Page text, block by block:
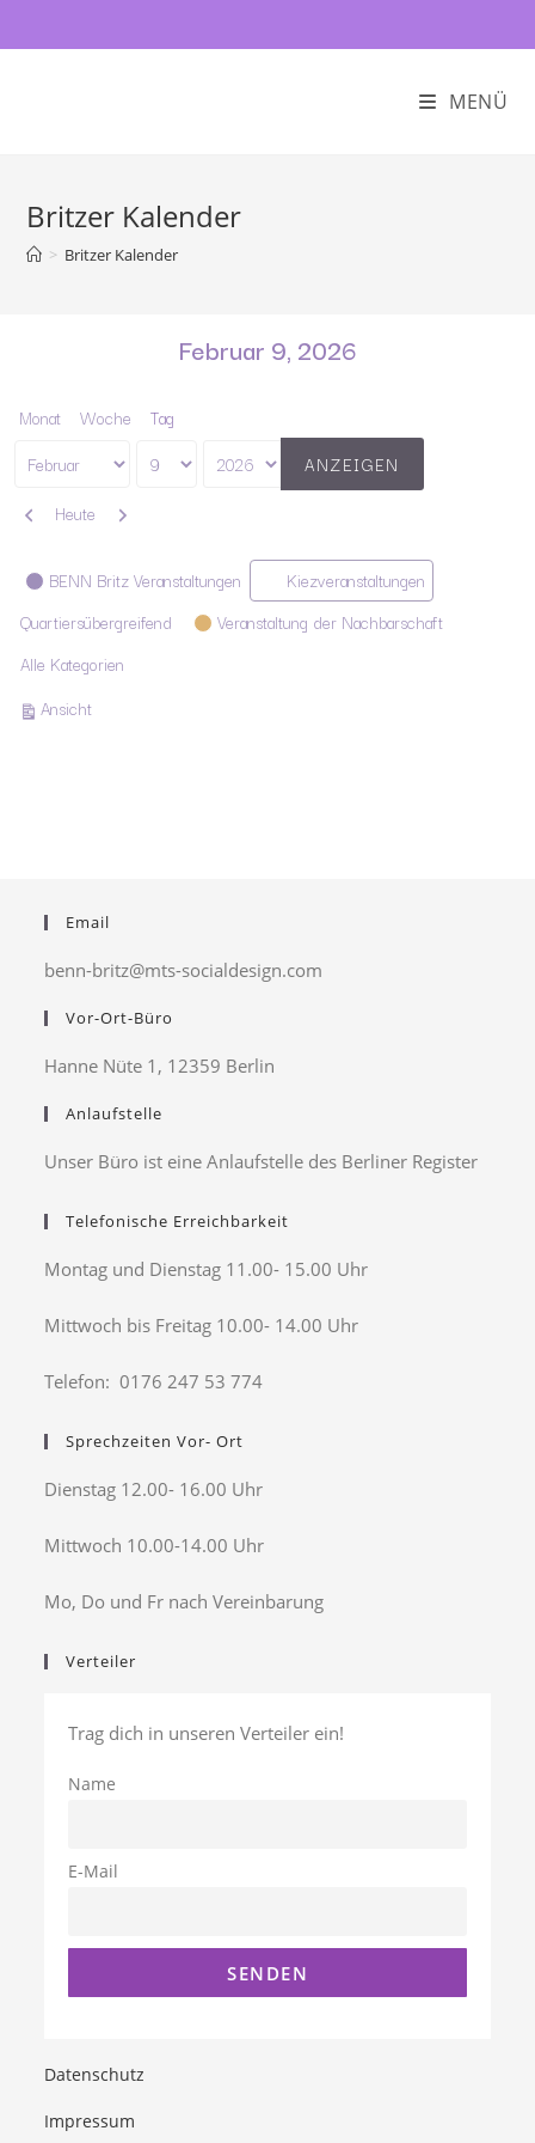
MENÜ
Britzer Kalender
> Britzer Kalender
Februar 9, 2026
Monat Woche Tag
Monat
Tag
Jahr
Zurück
Heute Weiter
Kategorien
BENN Britz Veranstaltungen
Kiezveranstaltungen
Quartiersübergreifend
Veranstaltung der Nachbarschaft
Alle Kategorien
Ansichtausdrucken
Email
benn-britz@mts-socialdesign.com
Vor-Ort-Büro
Hanne Nüte 1, 12359 Berlin
Anlaufstelle
Unser Büro ist eine Anlaufstelle des Berliner Register
Telefonische Erreichbarkeit
Montag und Dienstag 11.00- 15.00 Uhr
Mittwoch bis Freitag 10.00- 14.00 Uhr
Telefon: 0176 247 53 774
Sprechzeiten Vor- Ort
Dienstag 12.00- 16.00 Uhr
Mittwoch 10.00-14.00 Uhr
Mo, Do und Fr nach Vereinbarung
Verteiler
Trag dich in unseren Verteiler ein!
Name
E-Mail
Datenschutz
Impressum